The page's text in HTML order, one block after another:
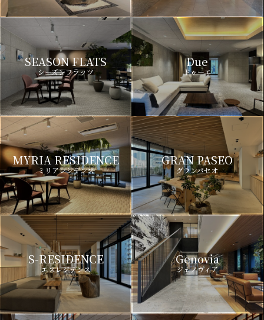
SEASON FLATS
シーズンフラッツ
Due
ドゥーエ
MYRIA RESIDENCE
ミリアレジデンス
GRAN PASEO
グランパセオ
S-RESIDENCE
エスレジデンス
Genovia
ジェノヴィア